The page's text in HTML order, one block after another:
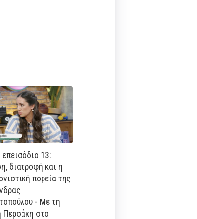
13:
διατροφή και η
πορεία της
- Με τη
Περσάκη στο